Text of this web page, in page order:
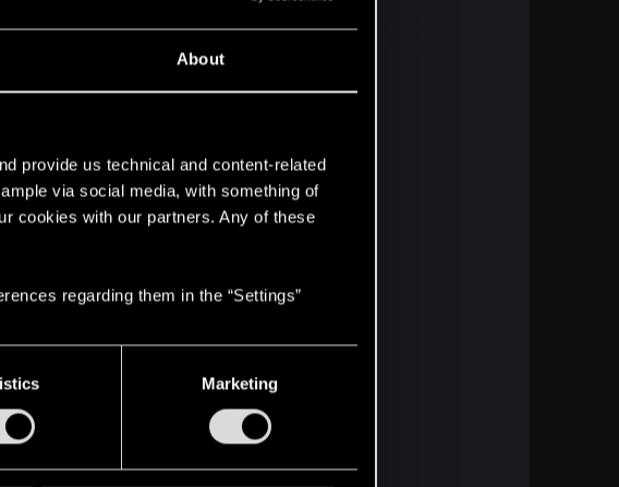
About
provide us technical and content-related
via social media, with something of
cookies with our partners. Any of these
regarding them in the “Settings”
Marketing
2.1.